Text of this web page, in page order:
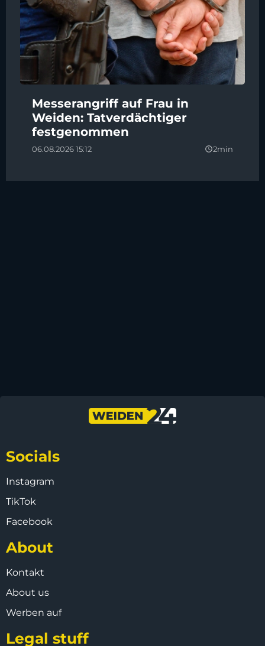
Messerangriff auf Frau in
Weiden: Tatverdächtiger
festgenommen
06.08.2026 15:12 query_builder2min
Socials
Instagram
TikTok
Facebook
About
Kontakt
About us
Werben auf
Legal stuff